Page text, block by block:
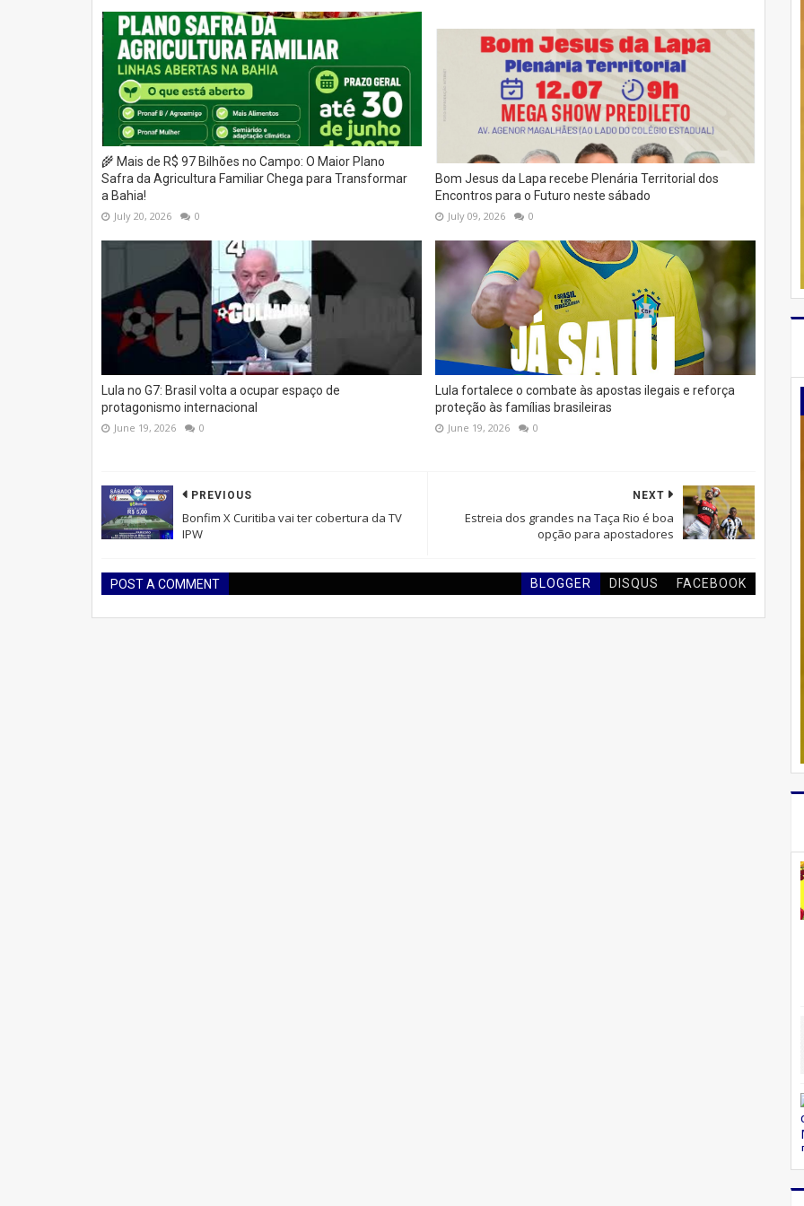
🌾 Mais de R$ 97 Bilhões no Campo: O Maior Plano
Safra da Agricultura Familiar Chega para Transformar
a Bahia!
July 20, 2026 0
Bom Jesus da Lapa recebe Plenária Territorial dos
Encontros para o Futuro neste sábado
July 09, 2026 0
Lula no G7: Brasil volta a ocupar espaço de
protagonismo internacional
June 19, 2026 0
Lula fortalece o combate às apostas ilegais e reforça
proteção às famílias brasileiras
June 19, 2026 0
NEXT
Estreia dos grandes na Taça Rio é boa
opção para apostadores
PREVIOUS
Bonfim X Curitiba vai ter cobertura da TV
IPW
POST A COMMENT BLOGGER DISQUS FACEBOOK